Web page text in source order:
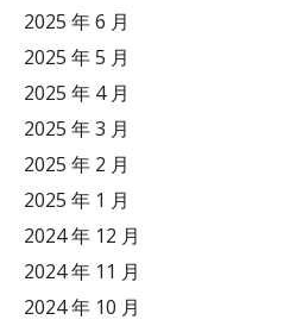
2025 年 6 月
2025 年 5 月
2025 年 4 月
2025 年 3 月
2025 年 2 月
2025 年 1 月
2024 年 12 月
2024 年 11 月
2024 年 10 月